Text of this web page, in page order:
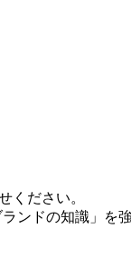
ください。
ンドの知識」を